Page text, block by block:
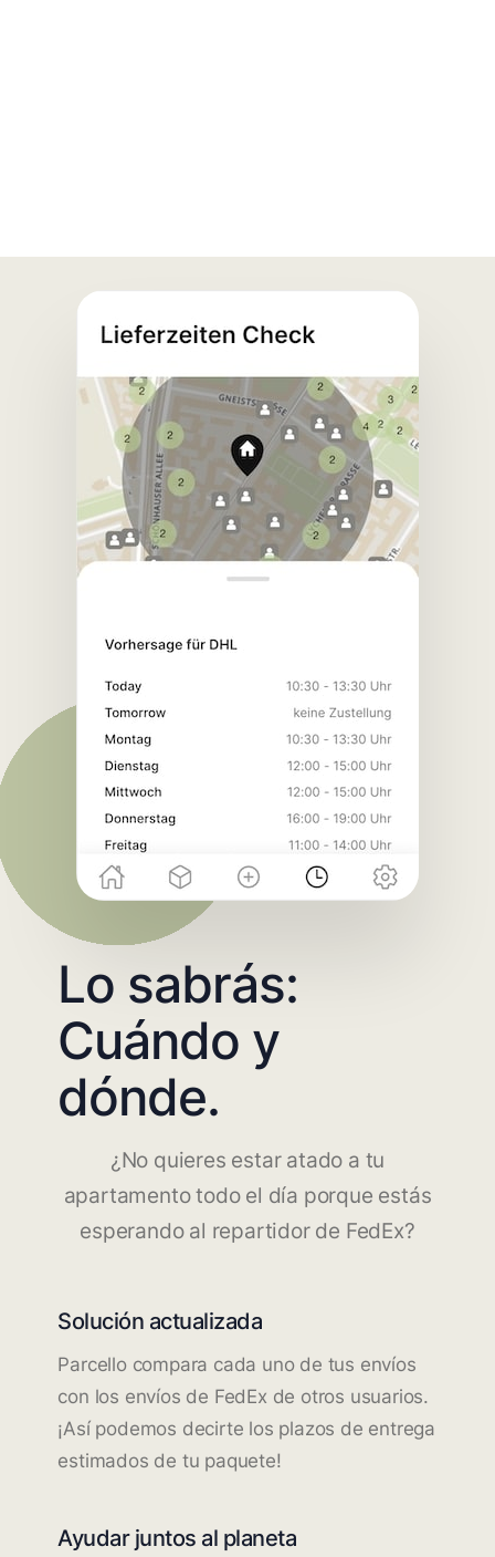
Lo sabrás:
Cuándo y
dónde.
¿No quieres estar atado a tu
apartamento todo el día porque estás
esperando al repartidor de FedEx?
Solución actualizada
Parcello compara cada uno de tus envíos
con los envíos de FedEx de otros usuarios.
¡Así podemos decirte los plazos de entrega
estimados de tu paquete!
Ayudar juntos al planeta